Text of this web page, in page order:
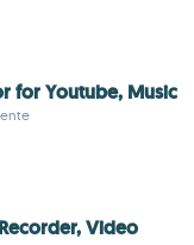
for Youtube, Music
Video